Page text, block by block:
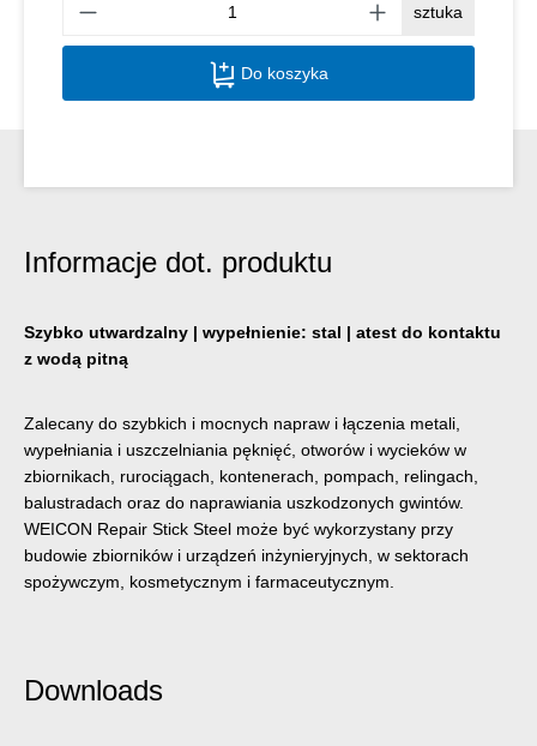
sztuka
Do koszyka
Informacje dot. produktu
Szybko utwardzalny | wypełnienie: stal | atest do kontaktu
z wodą pitną
Zalecany do szybkich i mocnych napraw i łączenia metali,
wypełniania i uszczelniania pęknięć, otworów i wycieków w
zbiornikach, rurociągach, kontenerach, pompach, relingach,
balustradach oraz do naprawiania uszkodzonych gwintów.
WEICON Repair Stick Steel może być wykorzystany przy
budowie zbiorników i urządzeń inżynieryjnych, w sektorach
spożywczym, kosmetycznym i farmaceutycznym.
Downloads